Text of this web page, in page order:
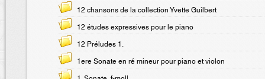
12 chansons de la collection Yvette Guilbert
12 études expressives pour le piano
12 Préludes 1.
1ere Sonate en ré mineur pour piano et violon